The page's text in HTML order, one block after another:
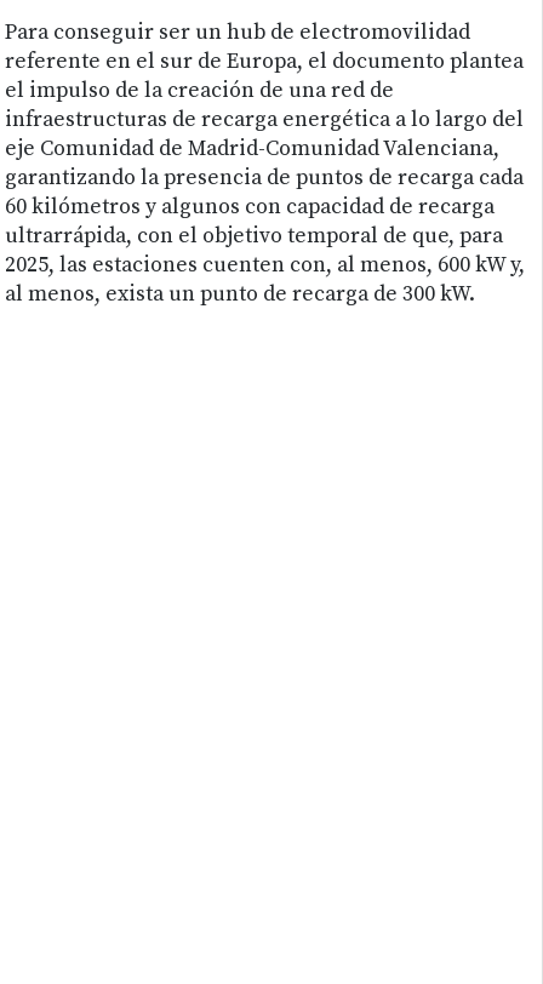
Para conseguir ser un hub de electromovilidad
referente en el sur de Europa, el documento plantea
el impulso de la creación de una red de
infraestructuras de recarga energética a lo largo del
eje Comunidad de Madrid-Comunidad Valenciana,
garantizando la presencia de puntos de recarga cada
60 kilómetros y algunos con capacidad de recarga
ultrarrápida, con el objetivo temporal de que, para
2025, las estaciones cuenten con, al menos, 600 kW y,
al menos, exista un punto de recarga de 300 kW.